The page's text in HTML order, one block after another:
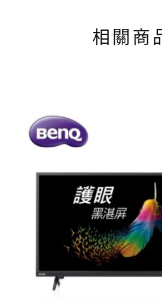
相關商